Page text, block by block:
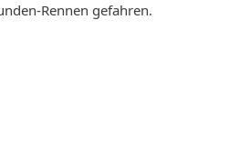
Rennen gefahren.